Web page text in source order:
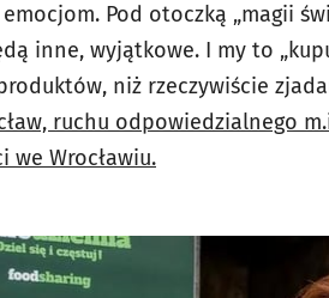
Pod otoczką „magii
inne, wyjątkowe. I my to
niż rzeczywiście
ruchu odpowiedzialnego
we Wrocławiu.